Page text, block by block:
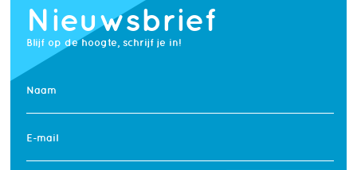
Nieuwsbrief
Blijf op de hoogte, schrijf je in!
Naam
E-mail